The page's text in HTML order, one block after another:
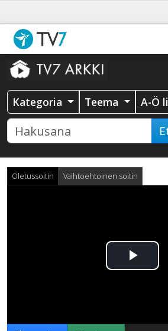
Kategoria Teema A-Ö
Oletussoitin Vaihtoehtoinen soitin